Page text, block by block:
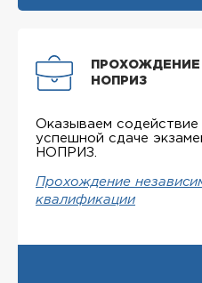
НОПРИЗ
Оказываем содействие
успешной сдаче
НОПРИЗ.
Прохождение
квалификации